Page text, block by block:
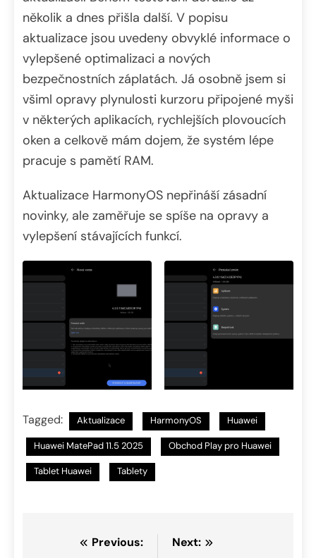
několik a dnes přišla další. V popisu
aktualizace jsou uvedeny obvyklé informace o
vylepšené optimalizaci a nových
bezpečnostních záplatách. Já osobně jsem si
všiml opravy plynulosti kurzoru připojené myši
v některých aplikacích, rychlejších plovoucích
oken a celkově mám dojem, že systém lépe
pracuje s pamětí RAM.
Aktualizace HarmonyOS nepřináší zásadní
novinky, ale zaměřuje se spíše na opravy a
vylepšení stávajících funkcí.
Tagged: Aktualizace HarmonyOS Huawei
Huawei MatePad 11.5 2025 Obchod Play pro Huawei
Tablet Huawei Tablety
NavigacePrevious:
Next: